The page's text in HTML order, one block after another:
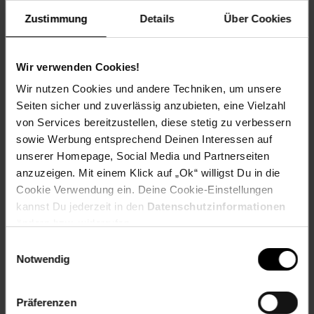
Zustimmung Details Über Cookies
Wir verwenden Cookies!
Wir nutzen Cookies und andere Techniken, um unsere
Seiten sicher und zuverlässig anzubieten, eine Vielzahl
von Services bereitzustellen, diese stetig zu verbessern
sowie Werbung entsprechend Deinen Interessen auf
unserer Homepage, Social Media und Partnerseiten
anzuzeigen. Mit einem Klick auf „Ok“ willigst Du in die
Cookie Verwendung ein. Deine Cookie-Einstellungen
kannst Du jederzeit in den Datenschutzinformationen
Notwendig
Präferenzen
Standort und Pflege
Lichtbedarf: Sonnig-Halbschattig
Wasserbedarf: Gering
Rückschnitt: Rückschnitt nach der Blüte.
Schnittverträglichkeit: Gut
Bodenansprüche: sandig und gut durchlässig
Nährstoffgehalt: Gering
Frosthärte: bis -20 °C
Verwendung: Heckenpflanze, Bienenweide, Steingarten,
Kübelpflanze, Bodendecker
Biodiversität: Nahrungsquelle für Insekten
Besonderheit: Frühjahrsblüher